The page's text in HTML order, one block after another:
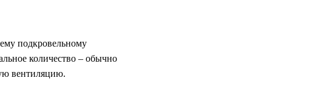
подкровельному
количество – обычно
вентиляцию.